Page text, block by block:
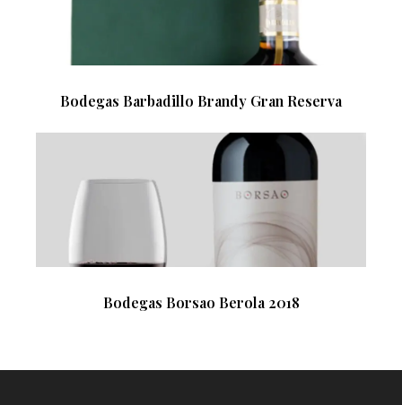
Bodegas Barbadillo Brandy Gran Reserva
Bodegas Borsao Berola 2018